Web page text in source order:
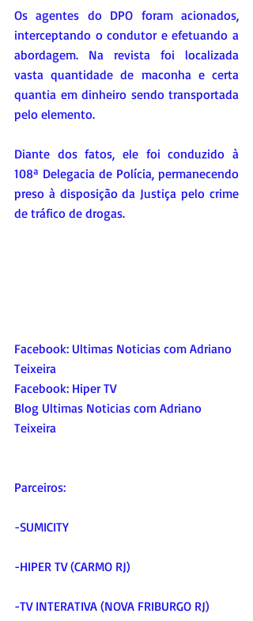
Os agentes do DPO foram acionados,
interceptando o condutor e efetuando a
abordagem. Na revista foi localizada
vasta quantidade de maconha e certa
quantia em dinheiro sendo transportada
pelo elemento.
Diante dos fatos, ele foi conduzido à
108ª Delegacia de Polícia, permanecendo
preso à disposição da Justiça pelo crime
de tráfico de drogas.
Facebook: Ultimas Noticias com Adriano
Teixeira
Facebook: Hiper TV
Blog Ultimas Noticias com Adriano
Teixeira
Parceiros:
-SUMICITY
-HIPER TV (CARMO RJ)
-TV INTERATIVA (NOVA FRIBURGO RJ)